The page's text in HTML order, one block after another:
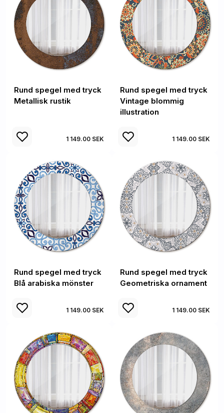
Rund spegel med tryck
Metallisk rustik
1 149.00 SEK
Rund spegel med tryck
Vintage blommig
illustration
1 149.00 SEK
Rund spegel med tryck
Blå arabiska mönster
1 149.00 SEK
Rund spegel med tryck
Geometriska ornament
1 149.00 SEK